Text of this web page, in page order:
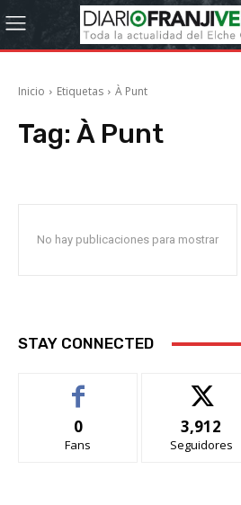
Inicio Etiquetas À Punt
Tag: À Punt
No hay publicaciones para mostrar
STAY CONNECTED
0
Fans
3,912
Seguidores